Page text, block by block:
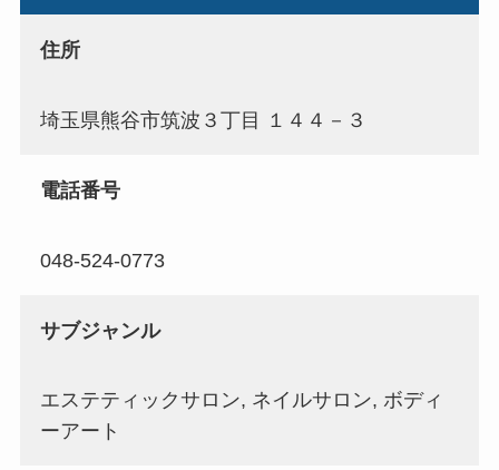
住所
埼玉県熊谷市筑波３丁目 １４４－３
電話番号
048-524-0773
サブジャンル
エステティックサロン, ネイルサロン, ボディ
ーアート